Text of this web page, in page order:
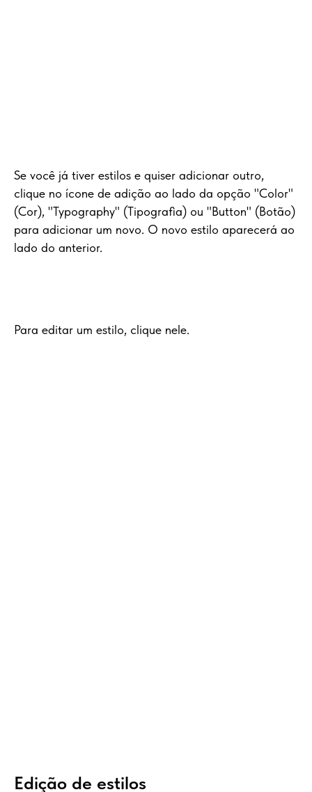
Se você já tiver estilos e quiser adicionar outro,
clique no ícone de adição ao lado da opção "Color"
(Cor), "Typography" (Tipografia) ou "Button" (Botão)
para adicionar um novo. O novo estilo aparecerá ao
lado do anterior.
Para editar um estilo, clique nele.
Edição de estilos